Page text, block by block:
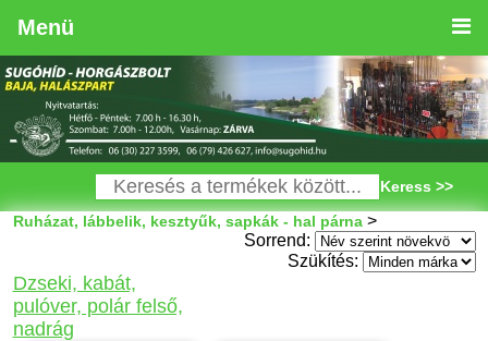
Menü
Keress >>
Ruházat, lábbelik, kesztyűk, sapkák - hal párna>
Sorrend:
Szükítés:
Dzseki, kabát,
pulóver, polár felső,
nadrág